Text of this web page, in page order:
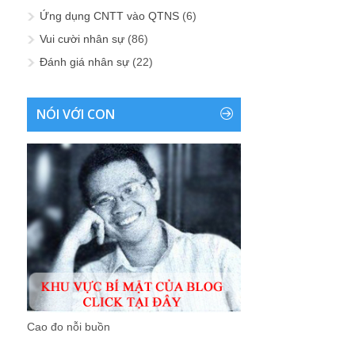
Ứng dụng CNTT vào QTNS (6)
Vui cười nhân sự (86)
Đánh giá nhân sự (22)
NÓI VỚI CON
Cao đo nỗi buồn